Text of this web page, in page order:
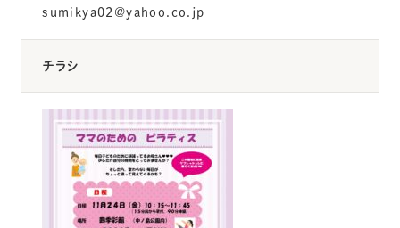
sumikya02@yahoo.co.jp
チラシ